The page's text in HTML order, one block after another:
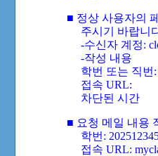
■ 정상 사용자의
주시기 바랍니
-수신자 계정:
-작성 내용
학번 또는 직번:
접속 URL:
차단된 시간
■ 요청 메일 내용
학번:
접속 URL: